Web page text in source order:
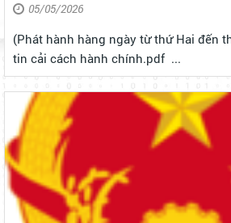
05/05/2026
(Phát hành hàng ngày từ thứ Hai đến thứ Sáu)
tin cải cách hành chính.pdf ...